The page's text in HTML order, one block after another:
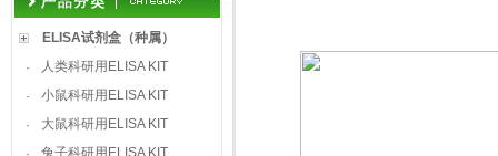
ELISA试剂盒（种属）
·
人类科研用ELISA KIT
·
小鼠科研用ELISA KIT
·
大鼠科研用ELISA KIT
兔子科研用ELISA KIT